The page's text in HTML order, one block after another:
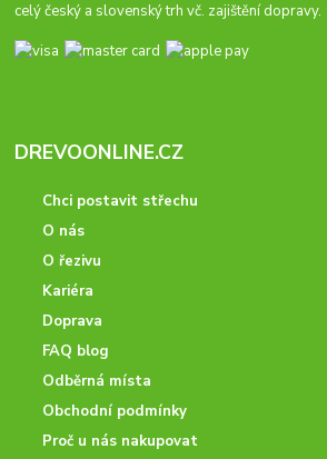
celý český a slovenský trh vč. zajištění dopravy.
DREVOONLINE.CZ
Chci postavit střechu
O nás
O řezivu
Kariéra
Doprava
FAQ blog
Odběrná místa
Obchodní podmínky
Proč u nás nakupovat